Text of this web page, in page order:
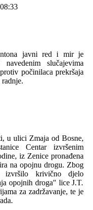
javni red i mir je
navedenim
slučajevima
počinilaca prekršaja
u ulici Zmaja od Bosne,
Centar izvršenim
iz Zenicepronađena
na opojnu drogu.Zbog
izvršilo krivično djelo
opojnih droga" lice J.T.
za zadržavanje, te je